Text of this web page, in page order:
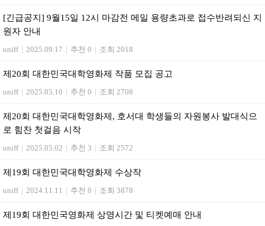
[긴급공지] 9월15일 12시 마감전 메일 용량초과로 접수반려되신 지
원자 안내
uniff | 2025.09.17 | 추천 0 | 조회 2018
제20회 대한민국대학영화제 작품 모집 공고
uniff | 2025.05.10 | 추천 0 | 조회 2708
제20회 대한민국대학영화제, 호서대 학생들의 자원봉사 발대식으
로 힘찬 첫걸음 시작
uniff | 2025.05.02 | 추천 3 | 조회 2572
제19회 대한민국대학영화제 수상작
uniff | 2024.11.11 | 추천 0 | 조회 3878
제19회 대한민국영화제 상영시간 및 티켓예매 안내